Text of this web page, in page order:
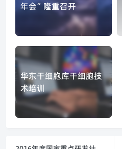
年会”隆重召开
华东干细胞库干细胞技
术培训